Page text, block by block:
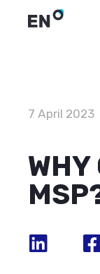
7 April 2023
WHY